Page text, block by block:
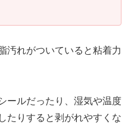
汚れがついていると粘着力
ールだったり、湿気や温度
たりすると剥がれやすくな